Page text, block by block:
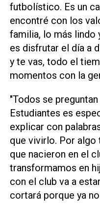
futbolístico. Es un
encontré con los
familia, lo más lindo
es disfrutar el día a
y te vas, todo el
momentos con la
"Todos se
Estudiantes es
explicar con
que vivirlo. Por
que nacieron en el
transformamos en
con el club va a
cortará porque ya